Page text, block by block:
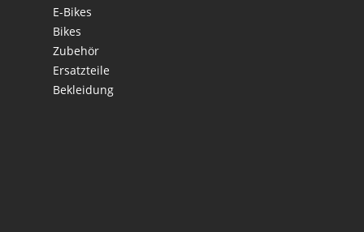
E-Bikes
Bikes
Zubehör
Ersatzteile
Bekleidung